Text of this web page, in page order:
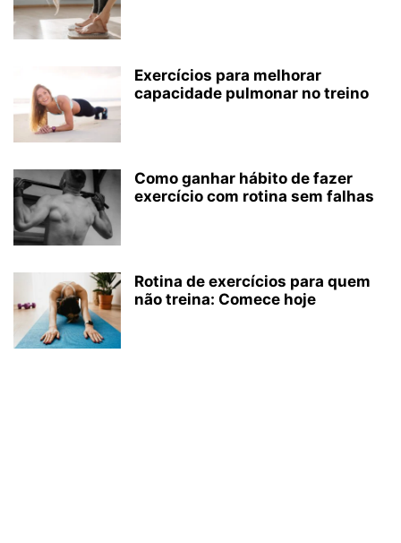
Exercícios para melhorar
capacidade pulmonar no treino
Como ganhar hábito de fazer
exercício com rotina sem falhas
Rotina de exercícios para quem
não treina: Comece hoje